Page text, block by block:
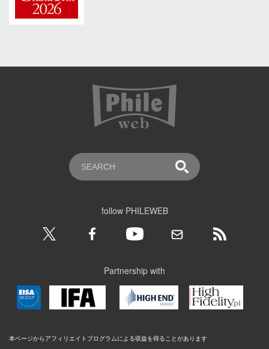
follow PHILEWEB
Partnership with
本ページからアフィリエイトプログラムによる収益を得ることがあります